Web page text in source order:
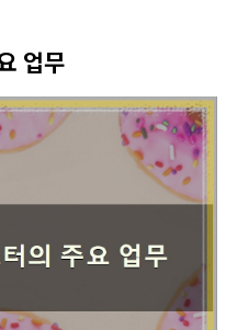
업무